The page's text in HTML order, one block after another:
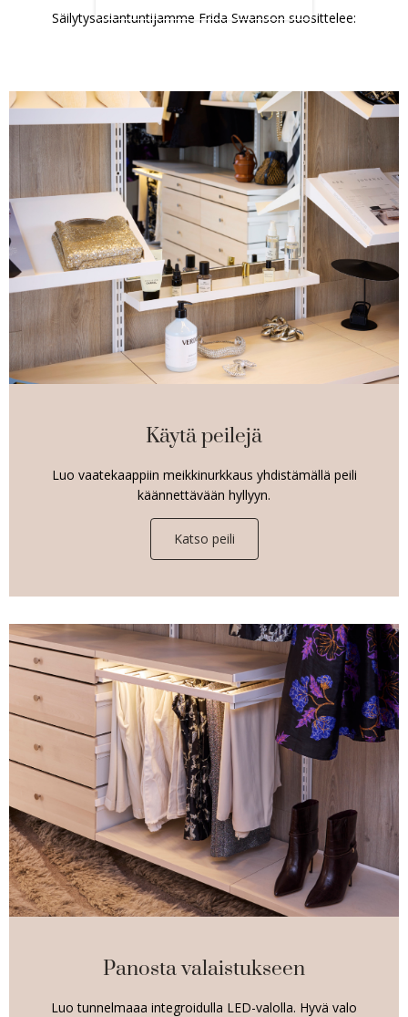
Säilytysasiantuntijamme Frida Swanson suosittelee:
Käytä peilejä
Luo vaatekaappiin meikkinurkkaus yhdistämällä peili
käännettävään hyllyyn.
Katso peili
Panosta valaistukseen
Luo tunnelmaaa integroidulla LED-valolla. Hyvä valo